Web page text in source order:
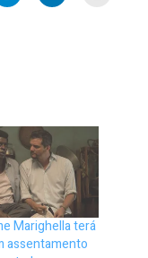
Marighella terá
assentamento